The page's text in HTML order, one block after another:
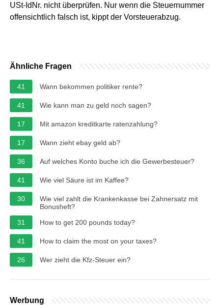
USt-IdNr. nicht überprüfen. Nur wenn die Steuernummer
offensichtlich falsch ist, kippt der Vorsteuerabzug.
Ähnliche Fragen
41 Wann bekommen politiker rente?
41 Wie kann man zu geld noch sagen?
17 Mit amazon kreditkarte ratenzahlung?
17 Wann zieht ebay geld ab?
36 Auf welches Konto buche ich die Gewerbesteuer?
41 Wie viel Säure ist im Kaffee?
30
Wie viel zahlt die Krankenkasse bei Zahnersatz mit
Bonusheft?
31
How to get 200 pounds today?
41 How to claim the most on your taxes?
26 Wer zieht die Kfz-Steuer ein?
Werbung